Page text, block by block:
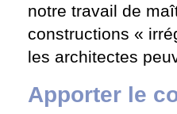
notre travail de
constructions «
les architectes
Apporter le